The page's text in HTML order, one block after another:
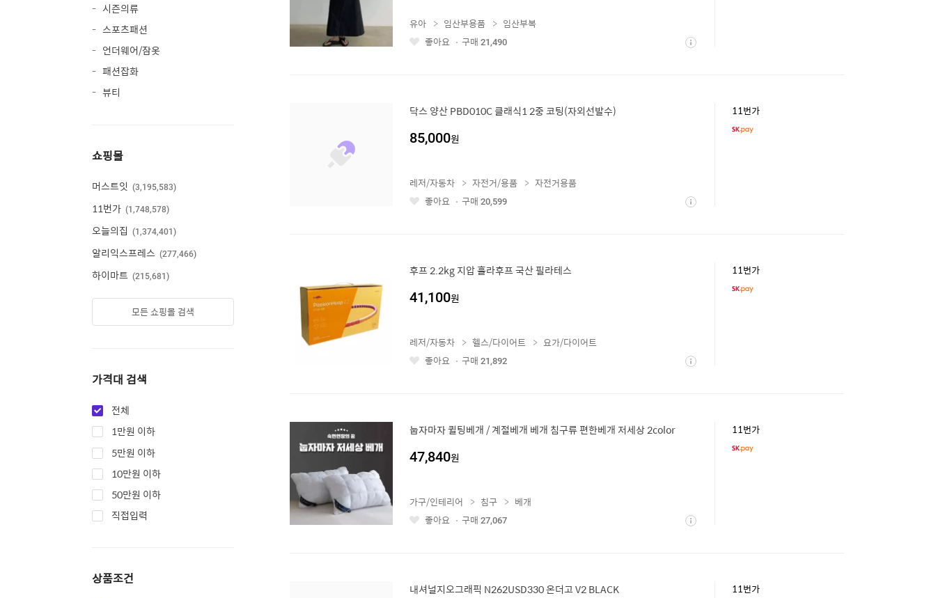
시즌의류
스포츠패션
언더웨어/잠옷
패션잡화
뷰티
쇼핑몰
머스트잇 3,195,583
11번가 1,748,578
오늘의집 1,374,401
알리익스프레스 277,466
하이마트 215,681
모든 쇼핑몰 검색
가격대 검색
전체
1만원 이하
5만원 이하
10만원 이하
50만원 이하
직접입력
상품조건
좋 상
유아 임산부용품
임산부복
좋아요
구매 21,490
닥스 양산 PBD010C 클래식1 2중 코팅(자외선발수)
85,000원
11번가
좋 상
레저/자동차 자전거/용품
자전거용품
좋아요
구매 20,599
후프 2.2kg 지압 훌라후프 국산 필라테스
41,100원
11번가
좋 상
레저/자동차 헬스/다이어트
요가/다이어트
좋아요
구매 21,892
눕자마자 퀼팅베개 / 계절베개 베개 침구류 편한베개 저세상 2color
47,840원
11번가
좋 상
가구/인테리어 침구
베개
좋아요
구매 27,067
내셔널지오그래픽 N262USD330 온더고 V2 BLACK 11번가